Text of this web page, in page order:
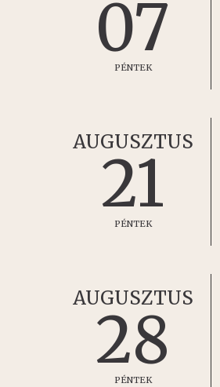
07
PÉNTEK
AUGUSZTUS
21
PÉNTEK
AUGUSZTUS
28
PÉNTEK